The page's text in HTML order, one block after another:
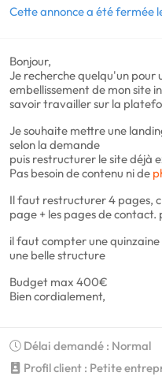
Cette annonce a été fermée
Bonjour,
Je recherche quelqu'un
embellissement de mon site
savoir travailler sur la
Je souhaite mettre une
selon la demande
puis restructurer le site déjà
Pas besoin de contenu ni de
Il faut restructurer 4 pages,
page + les pages de contact.
il faut compter une
une belle structure
Budget max 400€
Bien cordialement,
Délai demandé : Normal
Profil client : Petite